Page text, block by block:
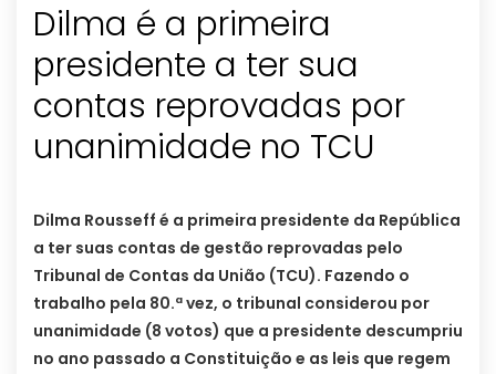
Dilma é a primeira
presidente a ter sua
contas reprovadas por
unanimidade no TCU
Dilma Rousseff é a primeira presidente da República
a ter suas contas de gestão reprovadas pelo
Tribunal de Contas da União (TCU). Fazendo o
trabalho pela 80.ª vez, o tribunal considerou por
unanimidade (8 votos) que a presidente descumpriu
no ano passado a Constituição e as leis que regem